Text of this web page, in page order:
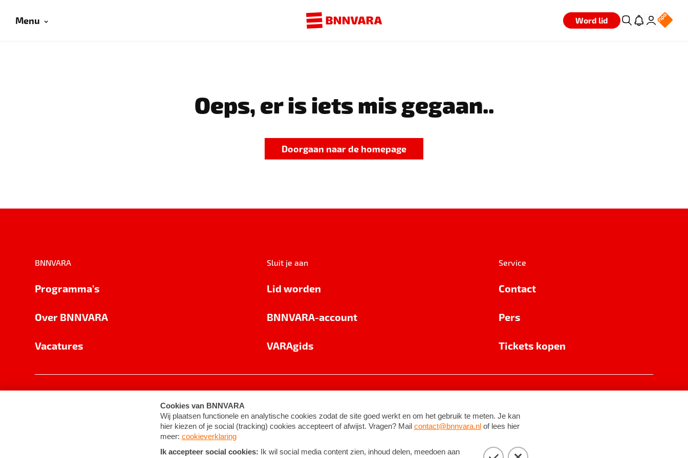
Menu Word lid
Oeps, er is iets mis gegaan..
Doorgaan naar de homepage
BNNVARA
Programma's
Over BNNVARA
Vacatures
Sluit je aan
Lid worden
BNNVARA-account
VARAgids
Service
Contact
Pers
Tickets kopen
Cookie-instellingen Algemene voorwaarden ©2026BNNVARA